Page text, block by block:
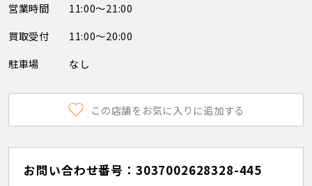
営業時間
11:00～21:00
買取受付
11:00～20:00
駐車場
なし
この店舗をお気に入りに追加する
お問い合わせ番号：3037002628328-445